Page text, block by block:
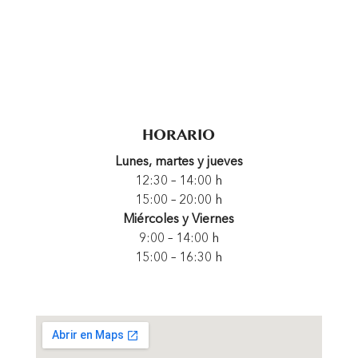
HORARIO
Lunes, martes y jueves
12:30 – 14:00 h
15:00 – 20:00 h
Miércoles y Viernes
9:00 – 14:00 h
15:00 – 16:30 h